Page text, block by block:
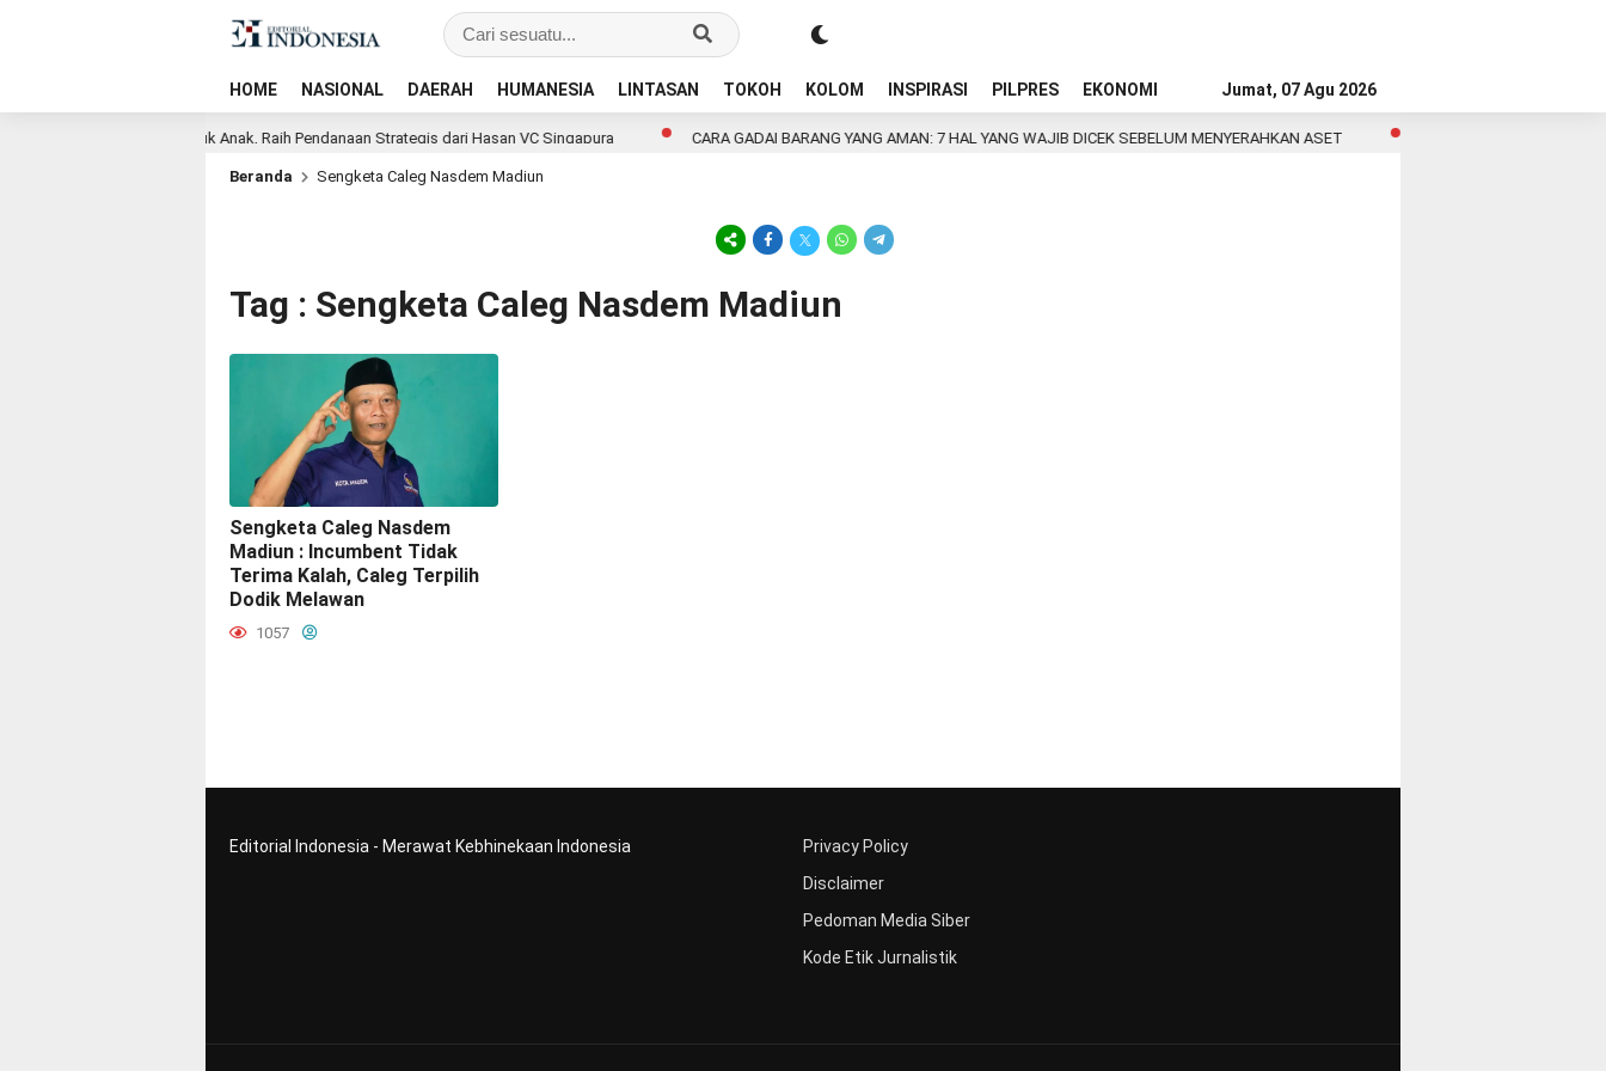
HOME NASIONAL DAERAH HUMANESIA LINTASAN TOKOH KOLOM INSPIRASI PILPRES EKONOMI Jumat, 07 Agu 2026
AI Aman & Etis untuk Anak, Raih Pendanaan Strategis dari Hasan VC Singapura CARA GADAI BARANG YANG AMAN: 7 HAL YANG WAJIB DICEK SEBELUM MENYERAHKAN ASET Anytime Fitness Asia
Beranda Sengketa Caleg Nasdem Madiun
Tag : Sengketa Caleg Nasdem Madiun
Sengketa Caleg Nasdem
Madiun : Incumbent Tidak
Terima Kalah, Caleg Terpilih
Dodik Melawan
1057
Privacy Policy
Disclaimer
Pedoman Media Siber
Kode Etik Jurnalistik
Editorial Indonesia - Merawat Kebhinekaan Indonesia